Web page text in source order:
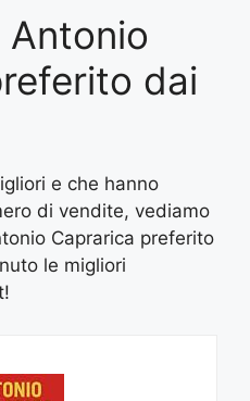
Antonio
dai
e che hanno
di vendite, vediamo
Caprarica preferito
le migliori